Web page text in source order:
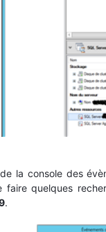
la console des
quelques
.